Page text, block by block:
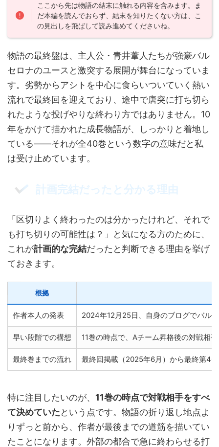
ここから先は物語の結末に触れる内容を含みます。ま
だ本編を読んでおらず、結末を知りたくない方は、こ
の見出しを飛ばして読み進めてくださいね。
物語の最終盤は、主人公・青井葦人たちが強豪バル
セロナのユースと激突する展開が舞台になっていま
す。劣勢からアシトを中心に食らいついていく熱い
流れで最終回を迎えており、途中で唐突に打ち切ら
れたような投げやりな終わり方ではありません。10
年をかけて描かれた成長物語が、しっかりと着地し
ている——それが全40巻という数字の意味だと私
は受け止めています。
計画完結だったと分かる理由
「区切りよく終わったのは分かったけれど、それで
も打ち切りの可能性は？」と気になる方のために、
これが計画的な完結だったと判断できる理由を挙げ
ておきます。
根拠
作者本人の発表 2024年12月25日、自身のブログでバル
早い段階での構想 11巻の時点で、Aチーム昇格後の対戦相
最終巻までの流れ 最終回掲載（2025年6月）から最終第
特に注目したいのが、 11巻の時点で対戦相手をすべ
て決めていたという点です。物語の折り返し地点よ
りずっと前から、作者が最後までの道筋を描いてい
たことになります。外部の都合で急に終わらせる打